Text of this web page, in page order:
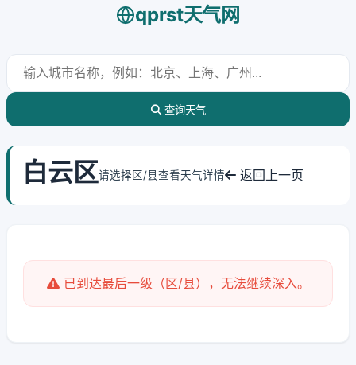
qprst天气网
查询天气
白云区请选择区/县查看天气详情 返回上一页
已到达最后一级（区/县），无法继续深入。